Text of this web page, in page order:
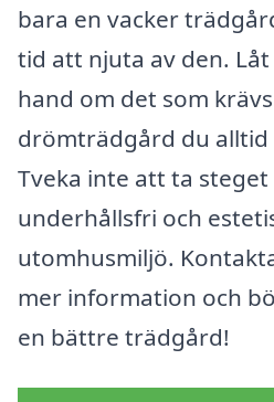
bara en vacker
tid att njuta av den.
hand om det som
drömträdgård du alltid
Tveka inte att ta
underhållsfri och
utomhusmiljö.
mer information och
en bättre trädgård!